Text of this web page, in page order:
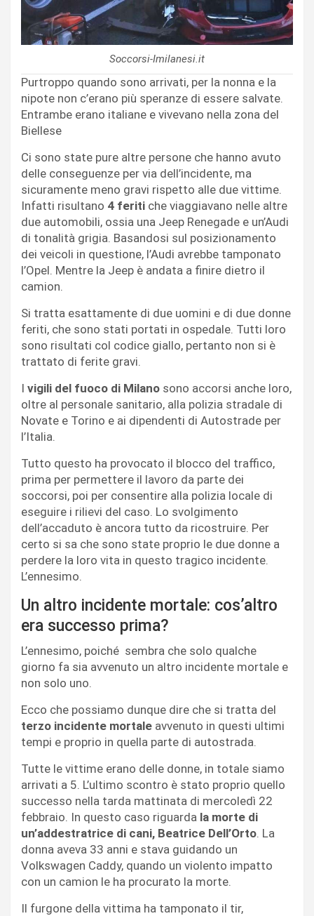
Soccorsi-Imilanesi.it
Purtroppo quando sono arrivati, per la nonna e la
nipote non c’erano più speranze di essere salvate.
Entrambe erano italiane e vivevano nella zona del
Biellese
Ci sono state pure altre persone che hanno avuto
delle conseguenze per via dell’incidente, ma
sicuramente meno gravi rispetto alle due vittime.
Infatti risultano 4 feriti che viaggiavano nelle altre
due automobili, ossia una Jeep Renegade e un’Audi
di tonalità grigia. Basandosi sul posizionamento
dei veicoli in questione, l’Audi avrebbe tamponato
l’Opel. Mentre la Jeep è andata a finire dietro il
camion.
Si tratta esattamente di due uomini e di due donne
feriti, che sono stati portati in ospedale. Tutti loro
sono risultati col codice giallo, pertanto non si è
trattato di ferite gravi.
I vigili del fuoco di Milano sono accorsi anche loro,
oltre al personale sanitario, alla polizia stradale di
Novate e Torino e ai dipendenti di Autostrade per
l’Italia.
Tutto questo ha provocato il blocco del traffico,
prima per permettere il lavoro da parte dei
soccorsi, poi per consentire alla polizia locale di
eseguire i rilievi del caso. Lo svolgimento
dell’accaduto è ancora tutto da ricostruire. Per
certo si sa che sono state proprio le due donne a
perdere la loro vita in questo tragico incidente.
L’ennesimo.
Un altro incidente mortale: cos’altro
era successo prima?
L’ennesimo, poiché sembra che solo qualche
giorno fa sia avvenuto un altro incidente mortale e
non solo uno.
Ecco che possiamo dunque dire che si tratta del
terzo incidente mortale avvenuto in questi ultimi
tempi e proprio in quella parte di autostrada.
Tutte le vittime erano delle donne, in totale siamo
arrivati a 5. L’ultimo scontro è stato proprio quello
successo nella tarda mattinata di mercoledì 22
febbraio. In questo caso riguarda la morte di
un’addestratrice di cani, Beatrice Dell’Orto. La
donna aveva 33 anni e stava guidando un
Volkswagen Caddy, quando un violento impatto
con un camion le ha procurato la morte.
Il furgone della vittima ha tamponato il tir,